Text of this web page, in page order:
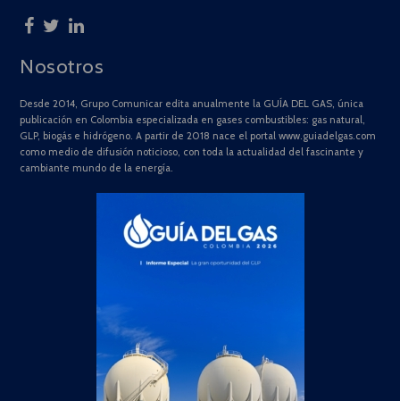
Nosotros
Desde 2014, Grupo Comunicar edita anualmente la GUÍA DEL GAS, única
publicación en Colombia especializada en gases combustibles: gas natural,
GLP, biogás e hidrógeno. A partir de 2018 nace el portal www.guiadelgas.com
como medio de difusión noticioso, con toda la actualidad del fascinante y
cambiante mundo de la energía.